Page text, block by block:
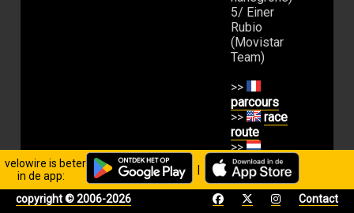
velowire is beter
in de app:
5/ Einer
Rubio
(Movistar
Team)
>>
parcours
>>
race
route
>>
parcours
copyright © 2006-2026 Contact